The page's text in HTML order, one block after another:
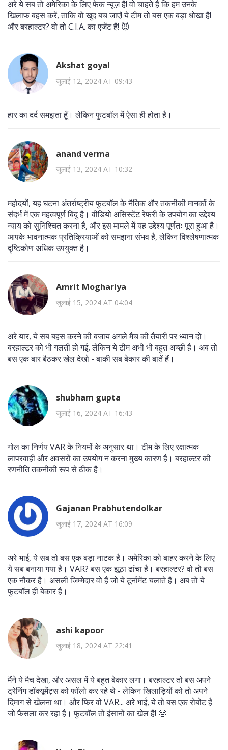
अरे ये सब तो अमेरिका के लिए फेक न्यूज़ है! वो चाहते हैं कि हम उनके
खिलाफ बहस करें, ताकि वो खुद बच जाएं! ये टीम तो बस एक बड़ा धोखा है!
और बरहाल्टर? वो तो C.I.A. का एजेंट है! 😈
Akshat goyal
जुलाई 12, 2024 AT 09:43
हार का दर्द समझता हूँ। लेकिन फुटबॉल में ऐसा ही होता है।
anand verma
जुलाई 13, 2024 AT 10:32
महोदयों, यह घटना अंतर्राष्ट्रीय फुटबॉल के नैतिक और तकनीकी मानकों के
संदर्भ में एक महत्वपूर्ण बिंदु है। वीडियो असिस्टेंट रेफरी के उपयोग का उद्देश्य
न्याय को सुनिश्चित करना है, और इस मामले में यह उद्देश्य पूर्णतः पूरा हुआ है।
आपके भावनात्मक प्रतिक्रियाओं को समझना संभव है, लेकिन विश्लेषणात्मक
दृष्टिकोण अधिक उपयुक्त है।
Amrit Moghariya
जुलाई 15, 2024 AT 04:04
अरे यार, ये सब बहस करने की बजाय अगले मैच की तैयारी पर ध्यान दो।
बरहाल्टर को भी गलती हो गई, लेकिन ये टीम अभी भी बहुत अच्छी है। अब तो
बस एक बार बैठकर खेल देखो - बाकी सब बेकार की बातें हैं।
shubham gupta
जुलाई 16, 2024 AT 16:43
गोल का निर्णय VAR के नियमों के अनुसार था। टीम के लिए रक्षात्मक
लापरवाही और अवसरों का उपयोग न करना मुख्य कारण है। बरहाल्टर की
रणनीति तकनीकी रूप से ठीक है।
Gajanan Prabhutendolkar
जुलाई 17, 2024 AT 16:09
अरे भाई, ये सब तो बस एक बड़ा नाटक है। अमेरिका को बाहर करने के लिए
ये सब बनाया गया है। VAR? बस एक झूठा ढांचा है। बरहाल्टर? वो तो बस
एक नौकर है। असली जिम्मेदार वो हैं जो ये टूर्नामेंट चलाते हैं। अब तो ये
फुटबॉल ही बेकार है।
ashi kapoor
जुलाई 18, 2024 AT 22:41
मैंने ये मैच देखा, और असल में ये बहुत बेकार लगा। बरहाल्टर तो बस अपने
ट्रेनिंग डॉक्यूमेंट्स को फॉलो कर रहे थे - लेकिन खिलाड़ियों को तो अपने
दिमाग से खेलना था। और फिर वो VAR... अरे भाई, ये तो बस एक रोबोट है
जो फैसला कर रहा है। फुटबॉल तो इंसानों का खेल है! 😤